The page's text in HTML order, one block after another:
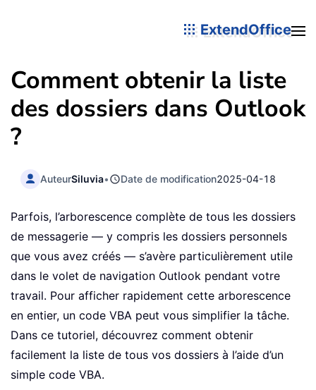
ExtendOffice
Comment obtenir la liste
des dossiers dans Outlook
?
AuteurSiluvia• Date de modification2025-04-18
Parfois, l’arborescence complète de tous les dossiers
de messagerie — y compris les dossiers personnels
que vous avez créés — s’avère particulièrement utile
dans le volet de navigation Outlook pendant votre
travail. Pour afficher rapidement cette arborescence
en entier, un code VBA peut vous simplifier la tâche.
Dans ce tutoriel, découvrez comment obtenir
facilement la liste de tous vos dossiers à l’aide d’un
simple code VBA.